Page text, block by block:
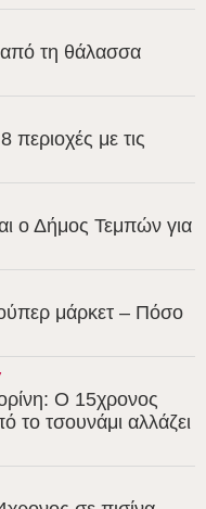
τη θάλασσα
με τις
ο Δήμος Τεμπών για
μάρκετ – Πόσο
Ο 15χρονος
το τσουνάμι αλλάζει